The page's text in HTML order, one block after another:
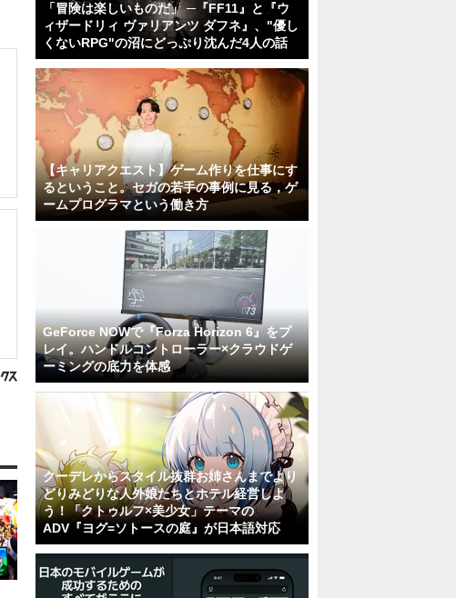
「冒険は楽しいものだ」 ─『FF11』と『ウ
ィザードリィ ヴァリアンツ ダフネ』、"優し
くないRPG"の沼にどっぷり沈んだ4人の話
【キャリアクエスト】ゲーム作りを仕事にす
るということ。セガの若手の事例に見る，ゲ
ームプログラマという働き方
GeForce NOWで『Forza Horizon 6』をプ
レイ。ハンドルコントローラー×クラウドゲ
ーミングの底力を体感
クーデレからスタイル抜群お姉さんまでより
どりみどりな人外娘たちとホテル経営しよ
う！「クトゥルフ×美少女」テーマの
ADV『ヨグ=ソトースの庭』が日本語対応